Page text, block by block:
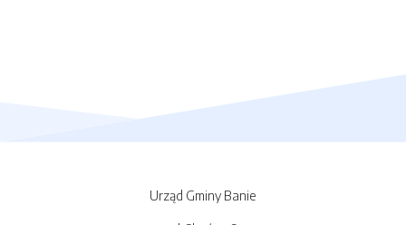
Urząd Gminy Banie